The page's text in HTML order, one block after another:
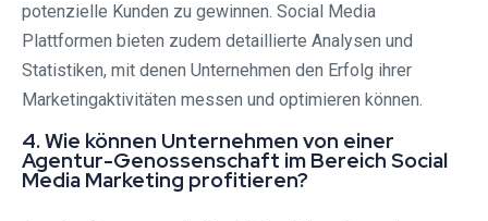
potenzielle Kunden zu gewinnen. Social Media
Plattformen bieten zudem detaillierte Analysen und
Statistiken, mit denen Unternehmen den Erfolg ihrer
Marketingaktivitäten messen und optimieren können.
4. Wie können Unternehmen von einer
Agentur-Genossenschaft im Bereich Social
Media Marketing profitieren?